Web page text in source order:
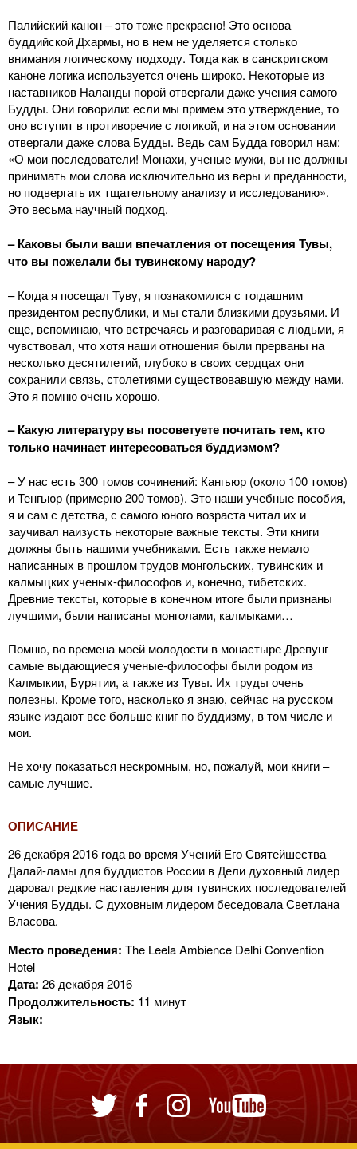
Палийский канон – это тоже прекрасно! Это основа
буддийской Дхармы, но в нем не уделяется столько
внимания логическому подходу. Тогда как в санскритском
каноне логика используется очень широко. Некоторые из
наставников Наланды порой отвергали даже учения самого
Будды. Они говорили: если мы примем это утверждение, то
оно вступит в противоречие с логикой, и на этом основании
отвергали даже слова Будды. Ведь сам Будда говорил нам:
«О мои последователи! Монахи, ученые мужи, вы не должны
принимать мои слова исключительно из веры и преданности,
но подвергать их тщательному анализу и исследованию».
Это весьма научный подход.
– Каковы были ваши впечатления от посещения Тувы,
что вы пожелали бы тувинскому народу?
– Когда я посещал Туву, я познакомился с тогдашним
президентом республики, и мы стали близкими друзьями. И
еще, вспоминаю, что встречаясь и разговаривая с людьми, я
чувствовал, что хотя наши отношения были прерваны на
несколько десятилетий, глубоко в своих сердцах они
сохранили связь, столетиями существовавшую между нами.
Это я помню очень хорошо.
– Какую литературу вы посоветуете почитать тем, кто
только начинает интересоваться буддизмом?
– У нас есть 300 томов сочинений: Кангьюр (около 100 томов)
и Тенгьюр (примерно 200 томов). Это наши учебные пособия,
я и сам с детства, с самого юного возраста читал их и
заучивал наизусть некоторые важные тексты. Эти книги
должны быть нашими учебниками. Есть также немало
написанных в прошлом трудов монгольских, тувинских и
калмыцких ученых-философов и, конечно, тибетских.
Древние тексты, которые в конечном итоге были признаны
лучшими, были написаны монголами, калмыками…
Помню, во времена моей молодости в монастыре Дрепунг
самые выдающиеся ученые-философы были родом из
Калмыкии, Бурятии, а также из Тувы. Их труды очень
полезны. Кроме того, насколько я знаю, сейчас на русском
языке издают все больше книг по буддизму, в том числе и
мои.
Не хочу показаться нескромным, но, пожалуй, мои книги –
самые лучшие.
ОПИСАНИЕ
26 декабря 2016 года во время Учений Его Святейшества
Далай-ламы для буддистов России в Дели духовный лидер
даровал редкие наставления для тувинских последователей
Учения Будды. С духовным лидером беседовала Светлана
Власова.
Место проведения: The Leela Ambience Delhi Convention
Hotel
Дата: 26 декабря 2016
Продолжительность: 11 минут
Язык: